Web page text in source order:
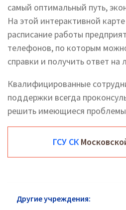
самый оптимальный путь,
На этой интерактивной
расписание работы
телефонов, по которым
справки и получить ответ на
Квалифицированные
поддержки всегда
решить имеющиеся
ГСУ СК
Другие учреждения: